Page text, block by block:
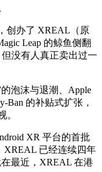
创办了 XREAL（原
Leap 的鲸鱼侧翻
没有人真正卖出过一
泡沫与退潮、Apple
Ban 的补贴式扩张，
。
XR 平台的首批
XREAL 已经连续四年
最近，XREAL 在港